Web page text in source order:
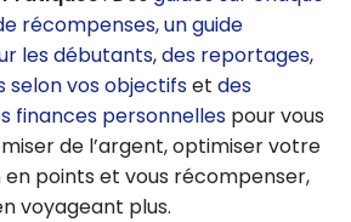
récompenses,un guide
les débutants,des reportages,
selon vos objectifset des
finances personnelles pour vous
de l’argent, optimiser votre
points et vous récompenser,
voyageant plus.